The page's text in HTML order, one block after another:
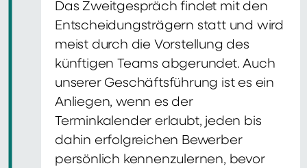
Das Zweitgespräch findet mit den
Entscheidungsträgern statt und wird
meist durch die Vorstellung des
künftigen Teams abgerundet. Auch
unserer Geschäftsführung ist es ein
Anliegen, wenn es der
Terminkalender erlaubt, jeden bis
dahin erfolgreichen Bewerber
persönlich kennenzulernen, bevor